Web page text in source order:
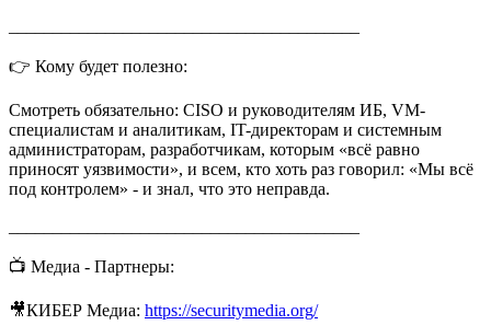
👉 Кому будет полезно:
Смотреть обязательно: CISO и руководителям ИБ, VM-
специалистам и аналитикам, IT-директорам и системным
администраторам, разработчикам, которым «всё равно
приносят уязвимости», и всем, кто хоть раз говорил: «Мы всё
под контролем» - и знал, что это неправда.
📺 Медиа - Партнеры:
🎥КИБЕР Медиа: https://securitymedia.org/